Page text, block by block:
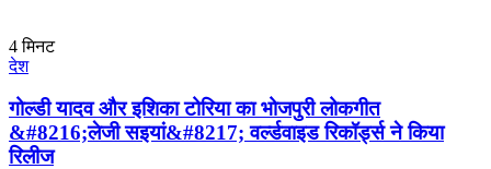
4मिनट
देश
गोल्डी यादव और इशिका टोरिया का भोजपुरी लोकगीत
&#8216;लेजी सइयां&#8217; वर्ल्डवाइड रिकॉर्ड्स ने किया
रिलीज